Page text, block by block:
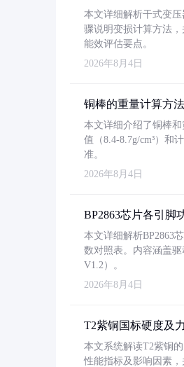
本文详细解析干式变
骤说明变损计算方法
能效评估要点。
2026年8月4日
铜棒的重量计算方
本文详细介绍了铜棒
值（8.4-8.7g/cm³）和
准。
2026年8月4日
BP2863芯片各引脚
本文详细解析BP2863
数对照表。内容涵盖
V1.2）。
2026年8月4日
T2紫铜国标硬度及
本文系统解读T2紫铜
性能指标及影响因素